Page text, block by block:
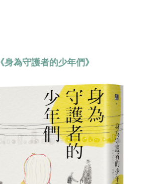
《身為守護者的少年們》